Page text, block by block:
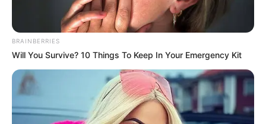
BRAINBERRIES
Will You Survive? 10 Things To Keep In Your Emergency Kit